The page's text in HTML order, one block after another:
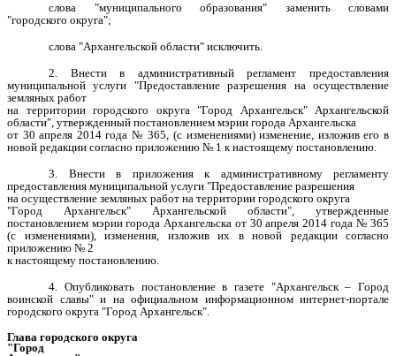
слова "муниципального образования" заменить словами
"городского округа";
слова "Архангельской области" исключить.
2. Внести в административный регламент предоставления
муниципальной услуги "Предоставление разрешения на осуществление
земляных работ
на территории городского округа "Город Архангельск" Архангельской
области", утвержденный постановлением мэрии города Архангельска
от 30 апреля 2014 года № 365, (с изменениями) изменение, изложив его в
новой редакции согласно приложению № 1 к настоящему постановлению.
3. Внести в приложения к административному регламенту
предоставления муниципальной услуги "Предоставление разрешения
на осуществление земляных работ на территории городского округа
"Город Архангельск" Архангельской области", утвержденные
постановлением мэрии города Архангельска от 30 апреля 2014 года № 365
(с изменениями), изменения, изложив их в новой редакции согласно
приложению № 2
к настоящему постановлению.
4. Опубликовать постановление в газете "Архангельск – Город
воинской славы" и на официальном информационном интернет-портале
городского округа "Город Архангельск".
Глава городского округа
"Город